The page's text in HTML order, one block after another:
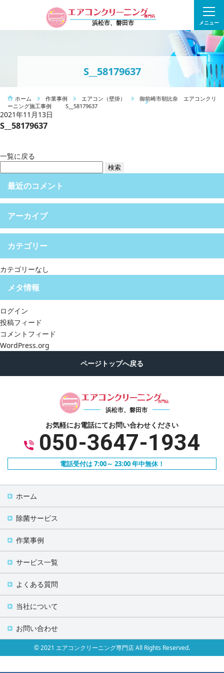
浜松市、磐田市 メニュー
S__58179637
ホーム 作業事例 エアコン（壁掛）
御前崎市朝比奈 エアコンクリ
ーニング施工事例
S__58179637
2021年11月13日
S__58179637
一覧に戻る
索:
最近のコメント
アーカイブ
カテゴリー
カテゴリーなし
メタ情報
ログイン
投稿フィード
コメントフィード
WordPress.org
浜松市、磐田市
お気軽にお電話にてお問い合わせください
050-3647-1934
電話受付は 7:00～ 23:00 年中無休！
ホーム
除菌サービス
作業事例
サービス一覧
よくある質問
当社について
お問い合わせ
© 2021 エアコンクリーニング専門店 All Rights Reserved.